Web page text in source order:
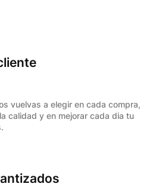
vuelvas a elegir en cada compra,
calidad y en mejorar cada dia tu